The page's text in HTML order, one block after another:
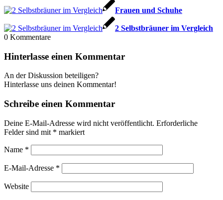
Frauen und Schuhe
2 Selbstbräuner im Vergleich
0 Kommentare
Hinterlasse einen Kommentar
An der Diskussion beteiligen?
Hinterlasse uns deinen Kommentar!
Schreibe einen Kommentar
Deine E-Mail-Adresse wird nicht veröffentlicht. Erforderliche
Felder sind mit * markiert
Name *
E-Mail-Adresse *
Website